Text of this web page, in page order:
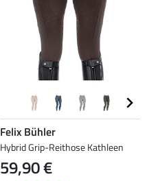
Felix Bühler
Hybrid Grip-Reithose Kathleen
59,90 €